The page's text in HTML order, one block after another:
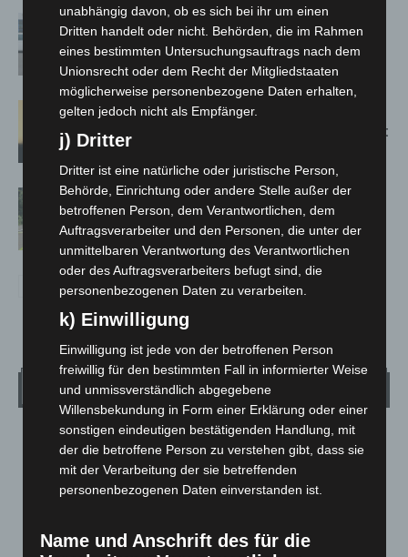
Niedersachsen: Feuerwehrkräfte
kehren nach Waldbrandeinsatz aus
Spanien zurück
Hannover: Erste Tigermücken-
Population in Niedersachsen entdeckt
Brand im „Haus der Begegnung“ in
Neuwarmbüchen schnell eingedämmt
Wetter
LANGENHAGEN
Bedeckt
° C 28.3 °
24.9 °
unabhängig davon, ob es sich bei ihr um einen
Dritten handelt oder nicht. Behörden, die im Rahmen
eines bestimmten Untersuchungsauftrags nach dem
Unionsrecht oder dem Recht der Mitgliedstaaten
möglicherweise personenbezogene Daten erhalten,
gelten jedoch nicht als Empfänger.
j) Dritter
Dritter ist eine natürliche oder juristische Person,
Behörde, Einrichtung oder andere Stelle außer der
betroffenen Person, dem Verantwortlichen, dem
Auftragsverarbeiter und den Personen, die unter der
unmittelbaren Verantwortung des Verantwortlichen
oder des Auftragsverarbeiters befugt sind, die
personenbezogenen Daten zu verarbeiten.
k) Einwilligung
Einwilligung ist jede von der betroffenen Person
freiwillig für den bestimmten Fall in informierter Weise
und unmissverständlich abgegebene
Willensbekundung in Form einer Erklärung oder einer
sonstigen eindeutigen bestätigenden Handlung, mit
der die betroffene Person zu verstehen gibt, dass sie
mit der Verarbeitung der sie betreffenden
personenbezogenen Daten einverstanden ist.
Name und Anschrift des für die